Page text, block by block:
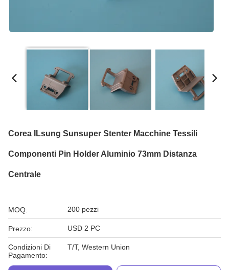
Corea ILsung Sunsuper Stenter Macchine Tessili
Componenti Pin Holder Aluminio 73mm Distanza
Centrale
MOQ: 200 pezzi
Prezzo: USD 2 PC
Condizioni Di
Pagamento:
T/T, Western Union